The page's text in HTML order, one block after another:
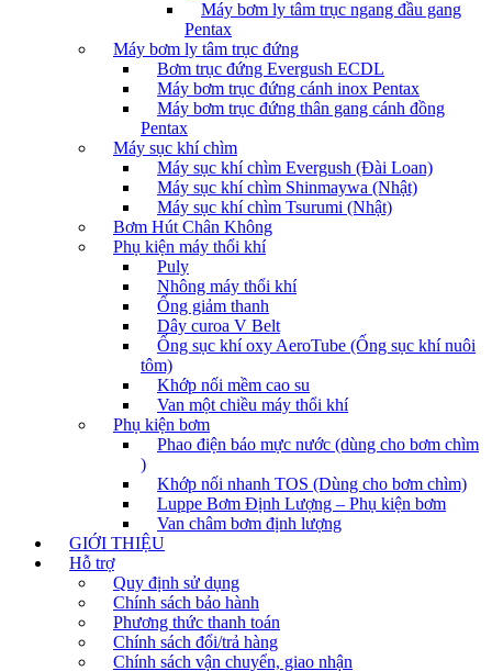
Máy bơm ly tâm trục ngang đầu gang
Pentax
Máy bơm ly tâm trục đứng
Bơm trục đứng Evergush ECDL
Máy bơm trục đứng cánh inox Pentax
Máy bơm trục đứng thân gang cánh đồng
Pentax
Máy sục khí chìm
Máy sục khí chìm Evergush (Đài Loan)
Máy sục khí chìm Shinmaywa (Nhật)
Máy sục khí chìm Tsurumi (Nhật)
Bơm Hút Chân Không
Phụ kiện máy thổi khí
Puly
Nhông máy thổi khí
Ống giảm thanh
Dây curoa V Belt
Ống sục khí oxy AeroTube (Ống sục khí nuôi
tôm)
Khớp nối mềm cao su
Van một chiều máy thổi khí
Phụ kiện bơm
Phao điện báo mực nước (dùng cho bơm chìm
)
Khớp nối nhanh TOS (Dùng cho bơm chìm)
Luppe Bơm Định Lượng – Phụ kiện bơm
Van châm bơm định lượng
GIỚI THIỆU
Hỗ trợ
Quy định sử dụng
Chính sách bảo hành
Phương thức thanh toán
Chính sách đổi/trả hàng
Chính sách vận chuyển, giao nhận